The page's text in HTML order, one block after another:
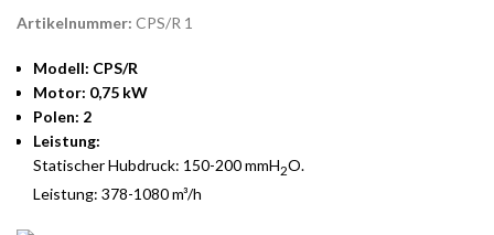
Artikelnummer: CPS/R 1
Modell: CPS/R
Motor: 0,75 kW
Polen: 2
Leistung:
Statischer Hubdruck: 150-200 mmH2O.
Leistung: 378-1080 m³/h